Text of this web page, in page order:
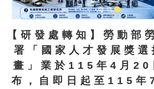
【研發處轉知】勞動部
署「國家人才發展獎選
畫」業於115年4月20
布，自即日起至115年